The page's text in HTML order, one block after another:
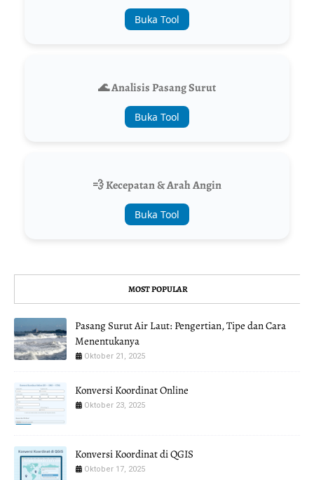
Buka Tool
🌊 Analisis Pasang Surut
Buka Tool
💨 Kecepatan & Arah Angin
Buka Tool
MOST POPULAR
Pasang Surut Air Laut: Pengertian, Tipe dan Cara
Menentukanya
Oktober 21, 2025
Konversi Koordinat Online
Oktober 23, 2025
Konversi Koordinat di QGIS
Oktober 17, 2025